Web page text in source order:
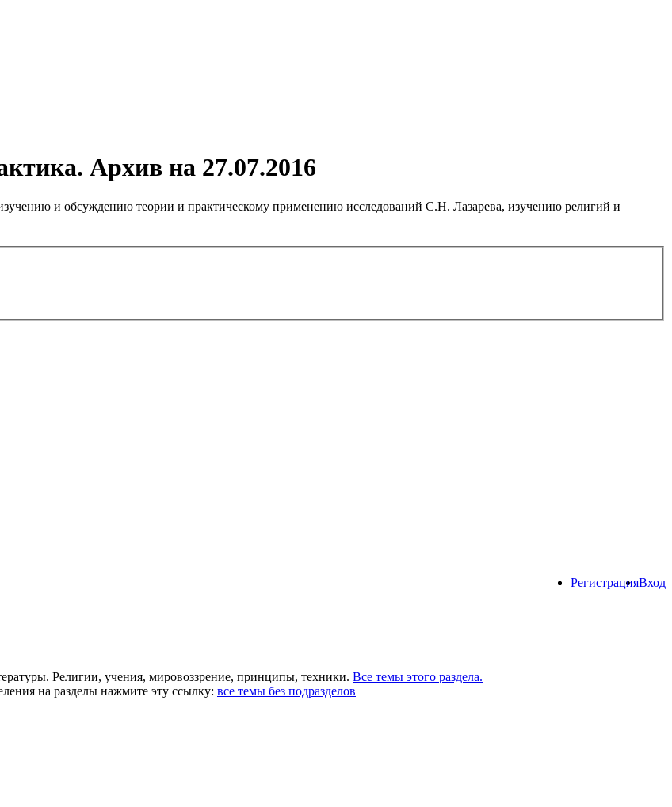
Архив на 27.07.2016
и обсуждению теории и практическому применению исследований С.Н. Лазарева, изучению религий и
Вход
Регистрация
Религии, учения, мировоззрение, принципы, техники. Все темы этого раздела.
на разделы нажмите эту ссылку: все темы без подразделов